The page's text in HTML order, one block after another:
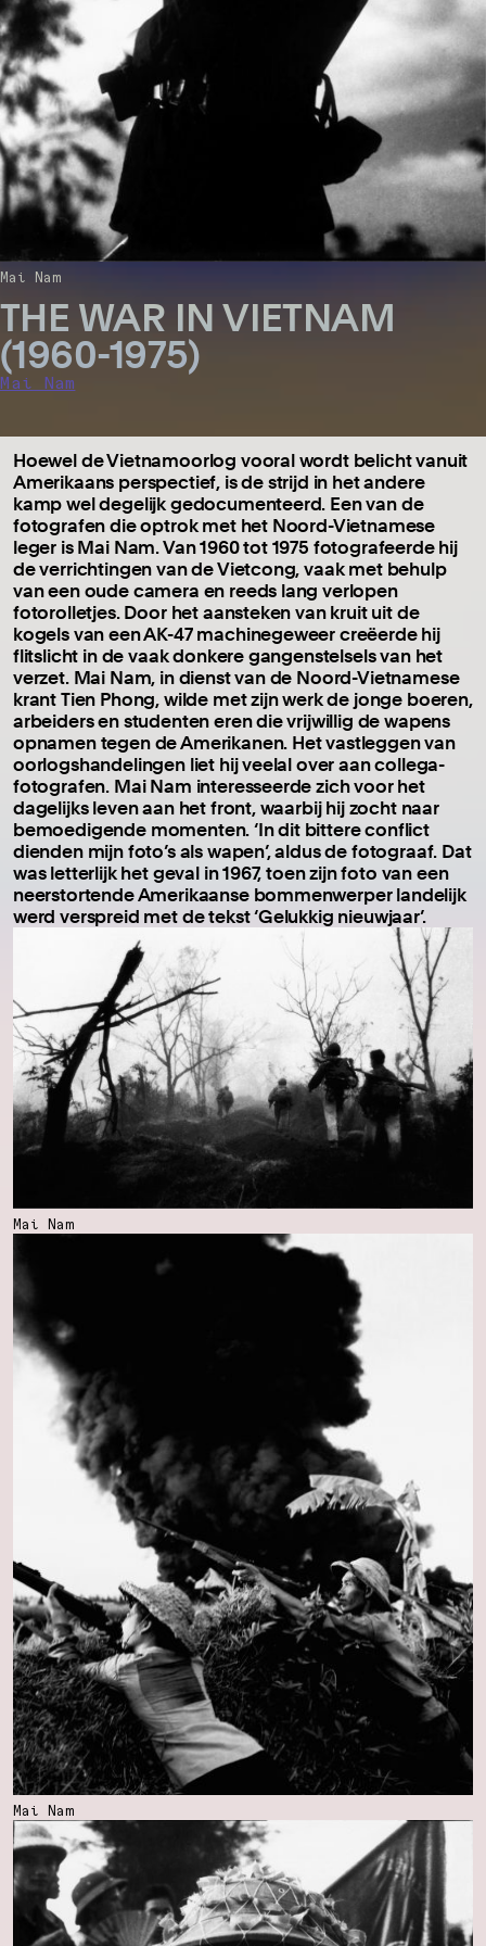
THE WAR IN VIETNAM
(1960-1975)
Mai Nam
Mai Nam
Hoewel de Vietnamoorlog vooral wordt belicht vanuit
Amerikaans perspectief, is de strijd in het andere
kamp wel degelijk gedocumenteerd. Een van de
fotografen die optrok met het Noord-Vietnamese
leger is Mai Nam. Van 1960 tot 1975 fotografeerde hij
de verrichtingen van de Vietcong, vaak met behulp
van een oude camera en reeds lang verlopen
fotorolletjes. Door het aansteken van kruit uit de
kogels van een AK-47 machinegeweer creëerde hij
flitslicht in de vaak donkere gangenstelsels van het
verzet. Mai Nam, in dienst van de Noord-Vietnamese
krant Tien Phong, wilde met zijn werk de jonge boeren,
arbeiders en studenten eren die vrijwillig de wapens
opnamen tegen de Amerikanen. Het vastleggen van
oorlogshandelingen liet hij veelal over aan collega-
fotografen. Mai Nam interesseerde zich voor het
dagelijks leven aan het front, waarbij hij zocht naar
bemoedigende momenten. ‘In dit bittere conflict
dienden mijn foto’s als wapen’, aldus de fotograaf. Dat
was letterlijk het geval in 1967, toen zijn foto van een
neerstortende Amerikaanse bommenwerper landelijk
werd verspreid met de tekst ‘Gelukkig nieuwjaar’.
Mai Nam
Mai Nam